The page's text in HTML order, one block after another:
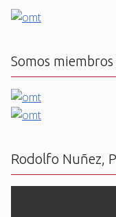
Somos miembros
Rodolfo Nuñez,